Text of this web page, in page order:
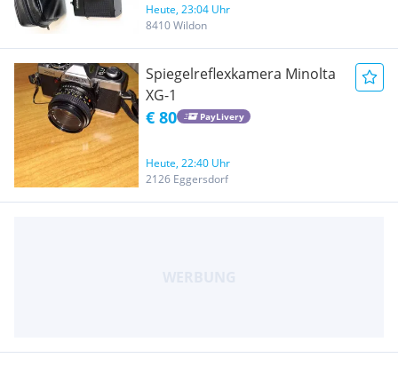
Heute, 23:04 Uhr
8410 Wildon
Spiegelreflexkamera Minolta
XG-1
€ 80 PayLivery
Heute, 22:40 Uhr
2126 Eggersdorf